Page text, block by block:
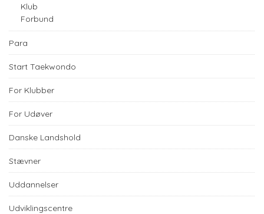
Klub
Forbund
Para
Start Taekwondo
For Klubber
For Udøver
Danske Landshold
Stævner
Uddannelser
Udviklingscentre